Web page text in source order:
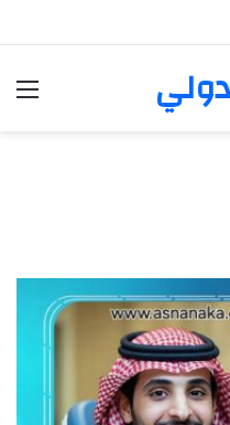
أبتسامة هوليود